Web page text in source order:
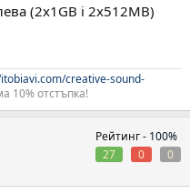
(2x1GB i 2x512MB)
creative-sound-
10% отстъпка!
Рейтинг - 100%
27
0 0